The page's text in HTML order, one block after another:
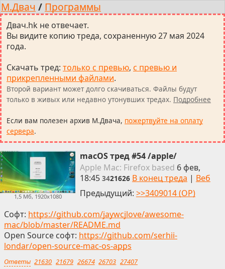
М.Двач / Программы
Двач.hk не отвечает.
Вы видите копию треда, сохраненную 27 мая 2024
года.
Скачать тред: только с превью, с превью и
прикрепленными файлами.
Второй вариант может долго скачиваться. Файлы будут
только в живых или недавно утонувших тредах. Подробнее
Если вам полезен архив М.Двача, пожертвуйте на оплату
сервера.
1,5 Мб, 1920x1080
macOS тред #54 /apple/
Apple Mac: Firefoxbased 6 фев,
18:45 3421626 В конец треда | Веб
Предыдущий: >>3409014 (OP)
Софт: https://github.com/jaywcjlove/awesome-
mac/blob/master/README.md
Open Source софт: https://github.com/serhii-
londar/open-source-mac-os-apps
Ответы 21630 21679 26674 26703 27407